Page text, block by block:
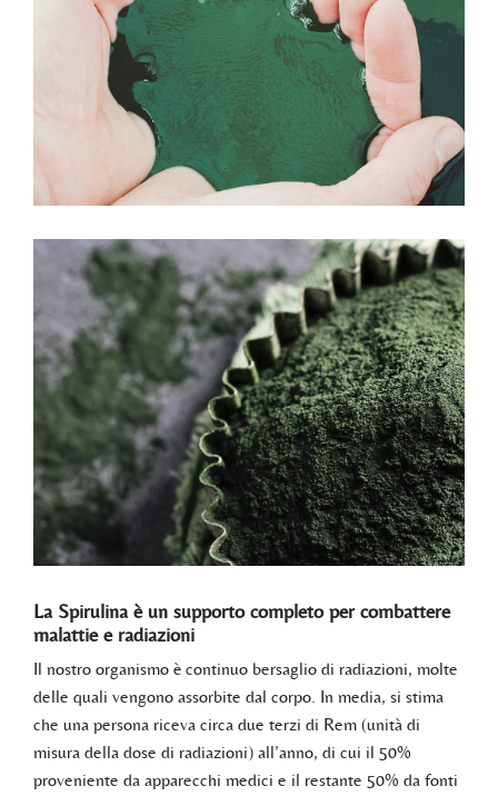
La Spirulina è un supporto completo per combattere
malattie e radiazioni
Il nostro organismo è continuo bersaglio di radiazioni, molte
delle quali vengono assorbite dal corpo. In media, si stima
che una persona riceva circa due terzi di Rem (unità di
misura della dose di radiazioni) all’anno, di cui il 50%
proveniente da apparecchi medici e il restante 50% da fonti